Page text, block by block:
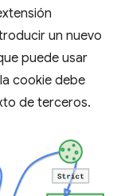
un nuevo
puede usar
cookie debe
de terceros.